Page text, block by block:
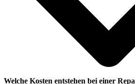
Welche Kosten entstehen bei einer